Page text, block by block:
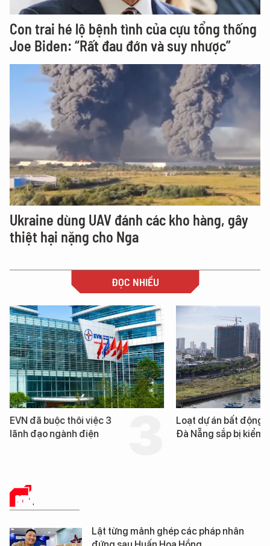
Con trai hé lộ bệnh tình của cựu tổng thống
Joe Biden: “Rất đau đớn và suy nhược”
Ukraine dùng UAV đánh các kho hàng, gây
thiệt hại nặng cho Nga
ĐỌC NHIỀU
EVN đã buộc thôi việc 3
lãnh đạo ngành điện
Loạt dự án bất động
Đà Nẵng sắp bị kiểm
KINH TẾ SỐ
Lật từng mảnh ghép các pháp nhân